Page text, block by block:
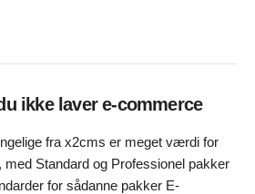
ikke laver e-commerce
fra x2cms er meget værdi for
med Standard og Professionel pakker
for sådanne pakker E-